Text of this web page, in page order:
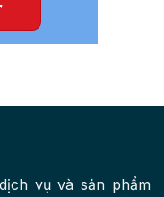
vụ và sản phẩm